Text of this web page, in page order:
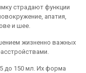
страдают функции
апатия,
и шее.
жизненно важных
до 150 мл. Их форма